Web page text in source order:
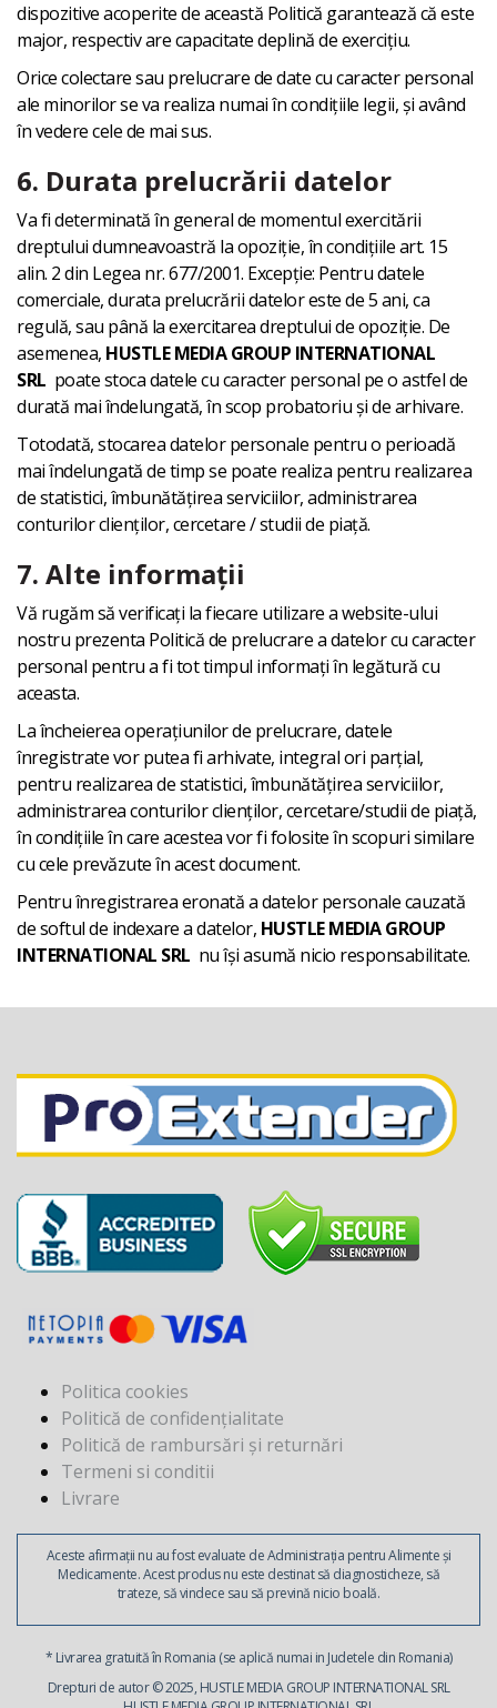
dispozitive acoperite de această Politică garantează că este
major, respectiv are capacitate deplină de exercițiu.
Orice colectare sau prelucrare de date cu caracter personal
ale minorilor se va realiza numai în condițiile legii, și având
în vedere cele de mai sus.
6. Durata prelucrării datelor
Va fi determinată în general de momentul exercitării
dreptului dumneavoastră la opoziție, în condițiile art. 15
alin. 2 din Legea nr. 677/2001. Excepție: Pentru datele
comerciale, durata prelucrării datelor este de 5 ani, ca
regulă, sau până la exercitarea dreptului de opoziție. De
asemenea, HUSTLE MEDIA GROUP INTERNATIONAL
SRL poate stoca datele cu caracter personal pe o astfel de
durată mai îndelungată, în scop probatoriu și de arhivare.
Totodată, stocarea datelor personale pentru o perioadă
mai îndelungată de timp se poate realiza pentru realizarea
de statistici, îmbunătățirea serviciilor, administrarea
conturilor clienților, cercetare / studii de piață.
7. Alte informații
Vă rugăm să verificați la fiecare utilizare a website-ului
nostru prezenta Politică de prelucrare a datelor cu caracter
personal pentru a fi tot timpul informați în legătură cu
aceasta.
La încheierea operațiunilor de prelucrare, datele
înregistrate vor putea fi arhivate, integral ori parțial,
pentru realizarea de statistici, îmbunătățirea serviciilor,
administrarea conturilor clienților, cercetare/studii de piață,
în condițiile în care acestea vor fi folosite în scopuri similare
cu cele prevăzute în acest document.
Pentru înregistrarea eronată a datelor personale cauzată
de softul de indexare a datelor, HUSTLE MEDIA GROUP
INTERNATIONAL SRL nu își asumă nicio responsabilitate.
Politica cookies
Politică de confidențialitate
Politică de rambursări și returnări
Termeni si conditii
Livrare
Aceste afirmații nu au fost evaluate de Administrația pentru Alimente și
Medicamente. Acest produs nu este destinat să diagnosticheze, să
trateze, să vindece sau să prevină nicio boală.
* Livrarea gratuită în Romania (se aplică numai in Judetele din Romania)
Drepturi de autor © 2025, HUSTLE MEDIA GROUP INTERNATIONAL SRL